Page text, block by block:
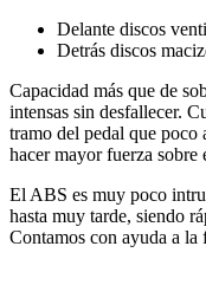
Delante discos
Detrás discos
Capacidad más que de
intensas sin desfallecer.
tramo del pedal que poco
hacer mayor fuerza sobre
El ABS es muy poco
hasta muy tarde, siendo
Contamos con ayuda a la